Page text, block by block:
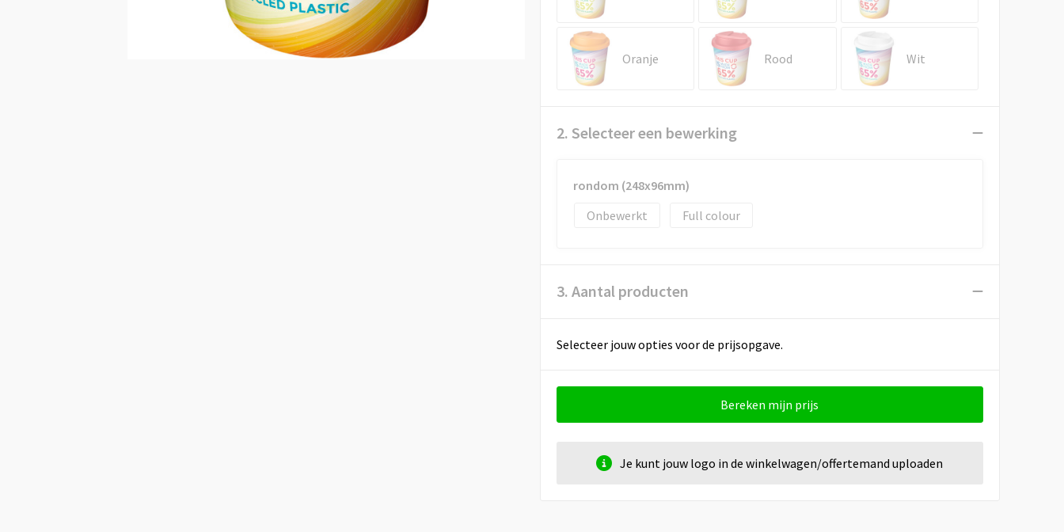
Oranje Rood Wit
2. Selecteer een bewerking
rondom (248x96mm)
Onbewerkt
Full colour
3. Aantal producten
Selecteer jouw opties voor de prijsopgave.
Bereken mijn prijs
Je kunt jouw logo in de winkelwagen/offertemand uploaden